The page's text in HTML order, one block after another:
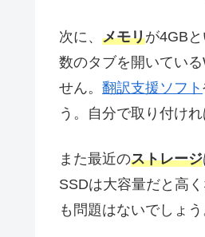
次に、 メモリが4GB
数のタブを開いてい
せん。 翻訳支援ソフト
う。自分で取り付け
また最近のストレージ
SSDは大容量だと高
も問題はないでしょう